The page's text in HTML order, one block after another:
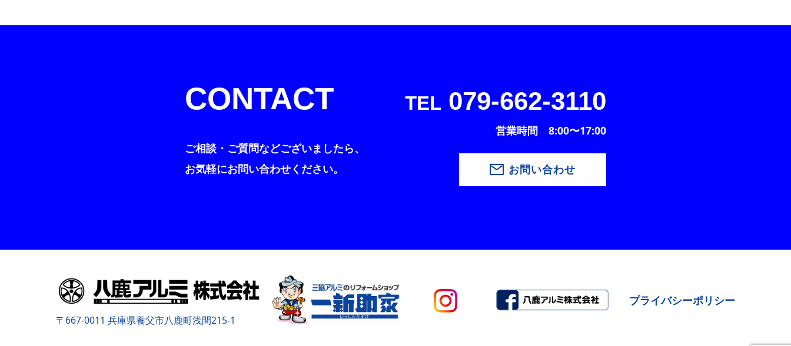
CONTACT
ご相談・ご質問などございましたら、
お気軽にお問い合わせください。
TEL079-662-3110
営業時間 8:00〜17:00
お問い合わせ
〒667-0011 兵庫県養父市八鹿町浅間215-1
プライバシーポリシー